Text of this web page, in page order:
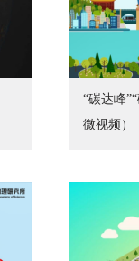
“碳达峰
微视频）